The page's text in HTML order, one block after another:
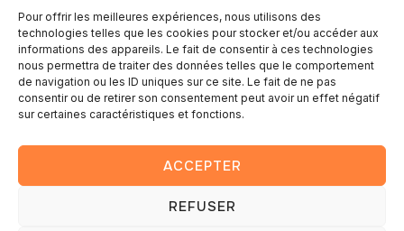
Pour offrir les meilleures expériences, nous utilisons des
technologies telles que les cookies pour stocker et/ou accéder aux
informations des appareils. Le fait de consentir à ces technologies
nous permettra de traiter des données telles que le comportement
de navigation ou les ID uniques sur ce site. Le fait de ne pas
consentir ou de retirer son consentement peut avoir un effet négatif
sur certaines caractéristiques et fonctions.
ACCEPTER
REFUSER
Romain